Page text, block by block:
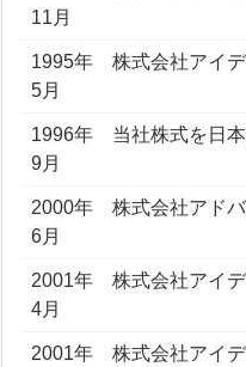
11月
1995年
5月
株式会社アイ
1996年
9月
当社株式を日
2000年
6月
株式会社アド
2001年
4月
株式会社アイ
2001年
株式会社アイ